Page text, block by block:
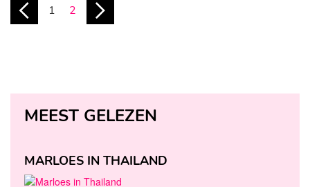
1 2
MEEST GELEZEN
MARLOES IN THAILAND